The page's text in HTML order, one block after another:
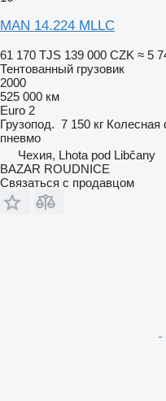
MAN 14.224 MLLC
61 170 TJS 139 000 CZK ≈ 5
Тентованный грузовик
2000
525 000 км
Euro 2
Грузопод. 7 150 кг
пневмо
Чехия, Lhota pod Libčany
BAZAR ROUDNICE
Связаться с продавцом